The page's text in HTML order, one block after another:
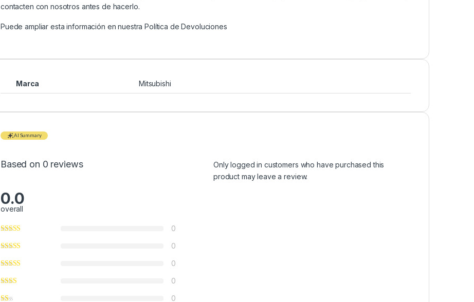
contacten con nosotros antes de hacerlo.
Puede ampliar esta información en nuestraPolítica de Devoluciones
Marca Mitsubishi
AI Summary
Based on 0 reviews
0.0
overall
0
0
0
0
0
Only logged in customers who have purchased this
product may leave a review.